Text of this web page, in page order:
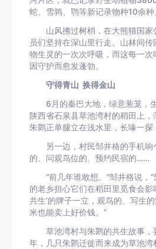
蛇、雪鹑、鹗等新记录物种10余种
山风拂过树梢，在大熊猫国家
员们坚持在深山里行走。山林间
物生灵的一次次呼吸，而这每一
因守护而愈发蓬勃。
守得青山 换得金山
6月的秦巴大地，绿意葱茏，生
陕西省石泉县草池湾村的稻田上，
朱鹮正单腿立在浅水里，长喙一探
另一边，村民邹井格的手机响
的、问观鸟位的、预约民宿的……
“前几年谁敢想。”邹井格说，“
的老乡担心它们在稻田里觅食会影
共生’的牌子一立，观鸟的、写生
米也能卖上好价钱。”
草池湾村与朱鹮的共生故事，
年，几只朱鹮迁徙而来成为草池湾